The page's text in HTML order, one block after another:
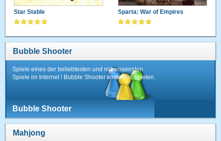
Star Stable Sparta: War of Empires
Bubble Shooter
Spiele eines der beliebtesten und mitreissensten
Spiele im Internet ! Bubble Shooter kostenlos spielen.
Bubble Shooter
Mahjong